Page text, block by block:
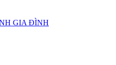
GIA ĐÌNH